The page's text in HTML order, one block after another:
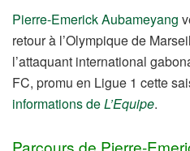
Pierre-Emerick Aubameyang
retour à l’Olympique de
l’attaquant international
FC, promu en Ligue 1 cette
informations deL’Equipe.
Parcours de Pierre-